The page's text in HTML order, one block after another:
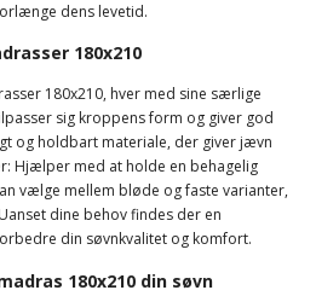
dens levetid.
180x210
180x210, hver med sine særlige
sig kroppens form og giver god
og holdbart materiale, der giver jævn
Hjælper med at holde en behagelig
vælge mellem bløde og faste varianter,
dine behov findes der en
din søvnkvalitet og komfort.
180x210 din søvn